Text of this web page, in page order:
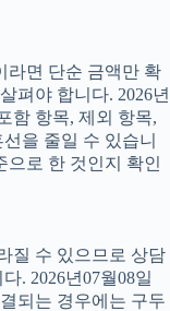
라면 단순 금액만 확
펴야 합니다. 2026년
함 항목, 제외 항목,
을 줄일 수 있습니
으로 한 것인지 확인
질 수 있으므로 상담
. 2026년07월08일
되는 경우에는 구두